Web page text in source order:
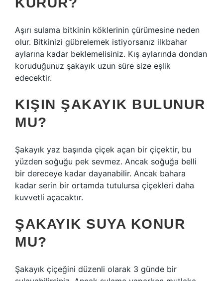
Aşırı sulama bitkinin köklerinin çürümesine neden
olur. Bitkinizi gübrelemek istiyorsanız ilkbahar
aylarına kadar beklemelisiniz. Kış aylarında dondan
koruduğunuz şakayık uzun süre size eşlik
edecektir.
KIŞIN ŞAKAYIK BULUNUR
MU?
Şakayık yaz başında çiçek açan bir çiçektir, bu
yüzden soğuğu pek sevmez. Ancak soğuğa belli
bir dereceye kadar dayanabilir. Ancak bahara
kadar serin bir ortamda tutulursa çiçekleri daha
kuvvetli açacaktır.
ŞAKAYIK SUYA KONUR
MU?
Şakayık çiçeğini düzenli olarak 3 günde bir